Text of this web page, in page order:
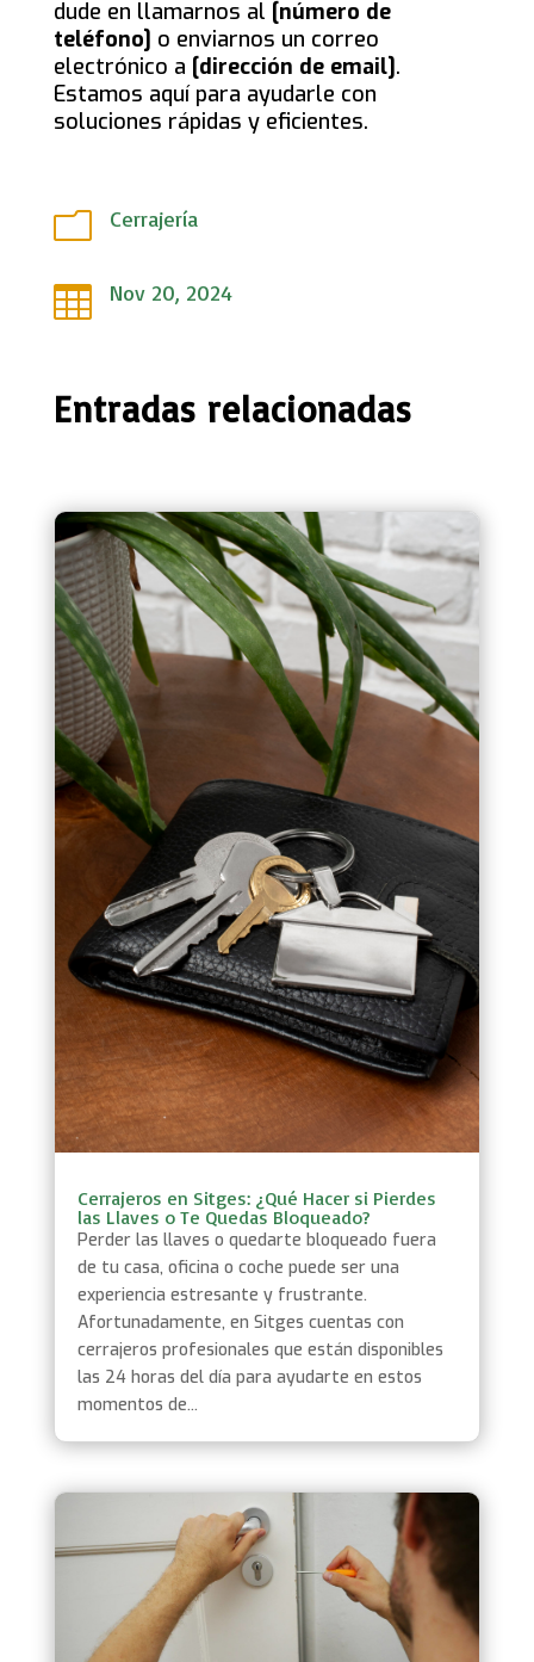
dude en llamarnos al [número de
teléfono] o enviarnos un correo
electrónico a [dirección de email].
Estamos aquí para ayudarle con
soluciones rápidas y eficientes.
m Cerrajería
 Nov 20, 2024
Entradas relacionadas
Cerrajeros en Sitges: ¿Qué Hacer si Pierdes
las Llaves o Te Quedas Bloqueado?
Perder las llaves o quedarte bloqueado fuera
de tu casa, oficina o coche puede ser una
experiencia estresante y frustrante.
Afortunadamente, en Sitges cuentas con
cerrajeros profesionales que están disponibles
las 24 horas del día para ayudarte en estos
momentos de...